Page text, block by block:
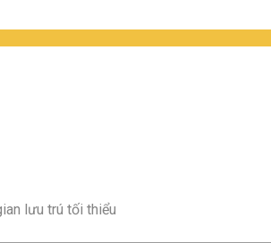
lưu trú tối thiểu